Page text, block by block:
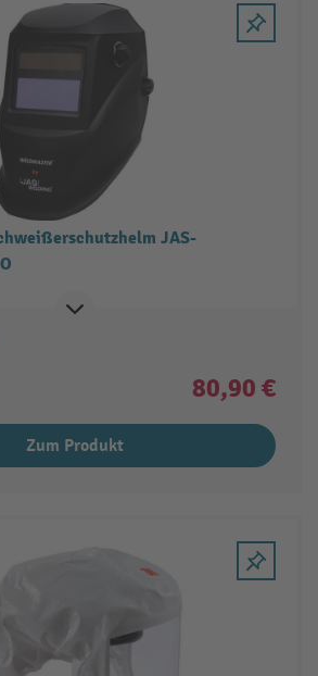
JAS-
80,90 €
Zum Produkt